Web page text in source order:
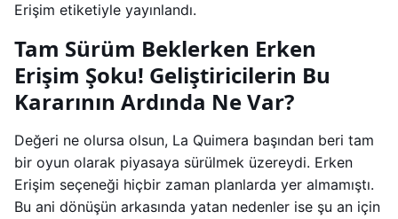
Erişim etiketiyle yayınlandı.
Tam Sürüm Beklerken Erken
Erişim Şoku! Geliştiricilerin Bu
Kararının Ardında Ne Var?
Değeri ne olursa olsun, La Quimera başından beri tam
bir oyun olarak piyasaya sürülmek üzereydi. Erken
Erişim seçeneği hiçbir zaman planlarda yer almamıştı.
Bu ani dönüşün arkasında yatan nedenler ise şu an için